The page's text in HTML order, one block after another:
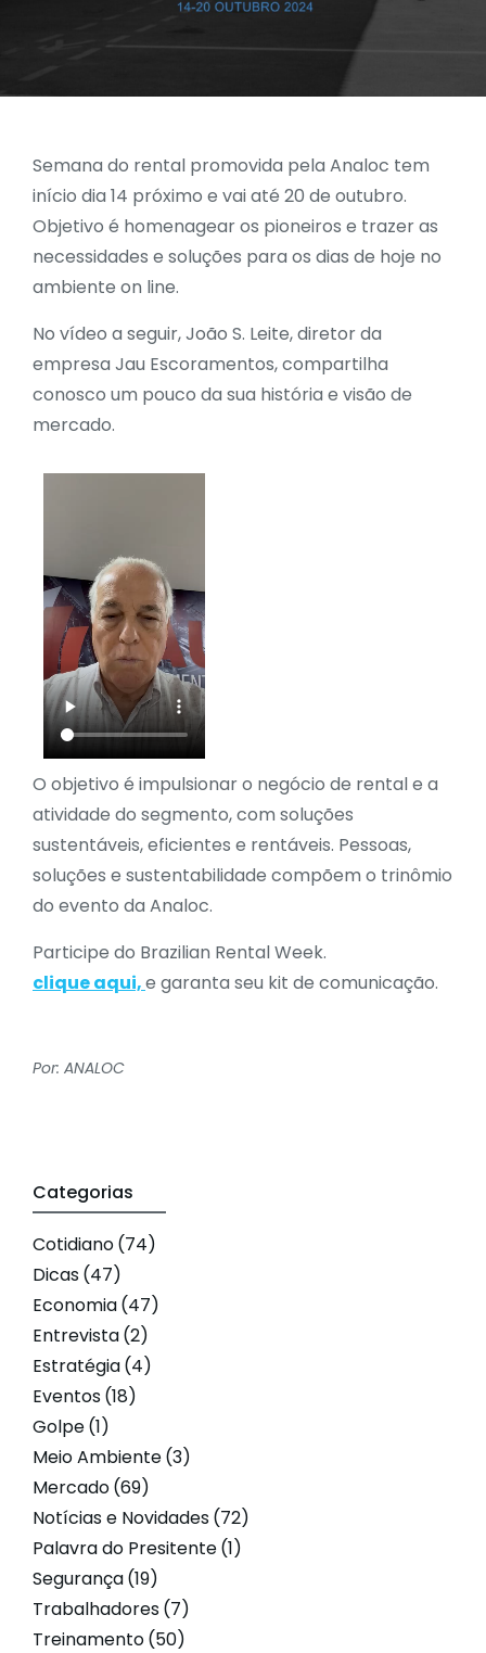
Semana do rental promovida pela Analoc tem
início dia 14 próximo e vai até 20 de outubro.
Objetivo é homenagear os pioneiros e trazer as
necessidades e soluções para os dias de hoje no
ambiente on line.
No vídeo a seguir, João S. Leite, diretor da
empresa Jau Escoramentos, compartilha
conosco um pouco da sua história e visão de
mercado.
O objetivo é impulsionar o negócio de rental e a
atividade do segmento, com soluções
sustentáveis, eficientes e rentáveis. Pessoas,
soluções e sustentabilidade compõem o trinômio
do evento da Analoc.
Participe do Brazilian Rental Week.
clique aqui,e garanta seu kit de comunicação.
Por: ANALOC
Categorias
Cotidiano(74)
Dicas(47)
Economia(47)
Entrevista(2)
Estratégia(4)
Eventos(18)
Golpe(1)
Meio Ambiente(3)
Mercado(69)
Notícias e Novidades(72)
Palavra do Presitente(1)
Segurança(19)
Trabalhadores(7)
Treinamento(50)